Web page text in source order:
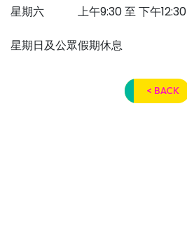
星期六 上午9:30 至 下午12:30
星期日及公眾假期休息
< BACK